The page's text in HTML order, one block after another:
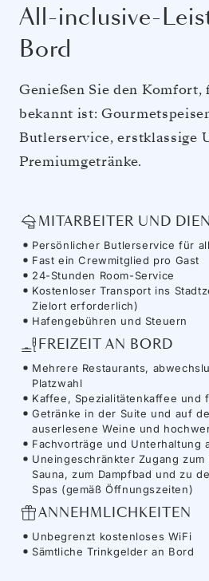
All-inclusive-
Bord
Genießen Sie den Komfort,
bekannt ist:
Butlerservice, erstklassige
Premiumgetränke.
MITARBEITER UND
Persönlicher Butlerservice für
Fast ein Crewmitglied pro Gast
24-Stunden Room-Service
Kostenloser Transport ins
Zielort erforderlich)
Hafengebühren und Steuern
FREIZEIT AN BORD
Mehrere Restaurants,
Platzwahl
Kaffee, Spezialitätenkaffee und
Getränke in der Suite und auf
auserlesene Weine und
Fachvorträge und Unterhaltung
Uneingeschränkter Zugang
Sauna, zum Dampfbad und zu
Spas (gemäß Öffnungszeiten)
ANNEHMLICHKEITEN
Unbegrenzt kostenloses WiFi
Sämtliche Trinkgelder an Bord